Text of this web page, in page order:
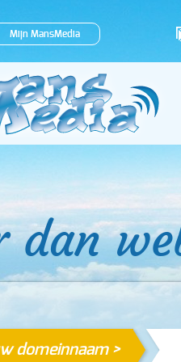
Mijn MansMedia
dan
domeinnaam >